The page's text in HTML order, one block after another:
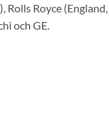
Rolls Royce
och GE.